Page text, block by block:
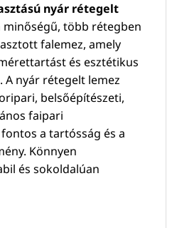
nyár rétegelt
több rétegben
falemez, amely
és esztétikus
nyár rétegelt lemez
belsőépítészeti,
faipari
a tartósság és a
Könnyen
és sokoldalúan